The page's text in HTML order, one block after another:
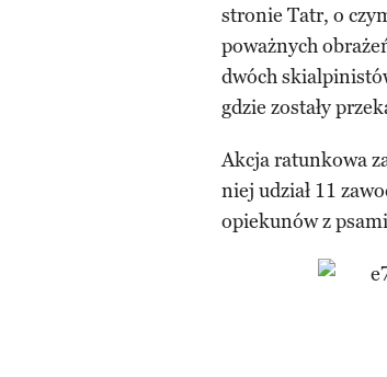
stronie Tatr, o
poważnych
dwóch
gdzie zostały
Akcja ratunkowa
niej udział 11
opiekunów z